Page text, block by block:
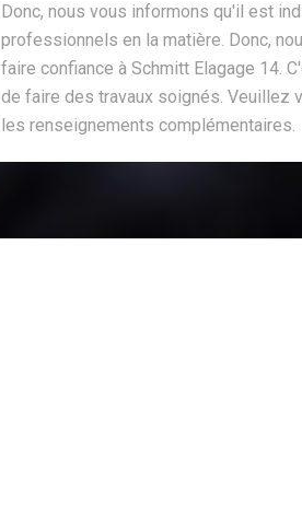
Donc, nous vous informons qu'il est
professionnels en la matière. Donc,
faire confiance à Schmitt Elagage 14.
de faire des travaux soignés. Veuillez
les renseignements complémentaires.